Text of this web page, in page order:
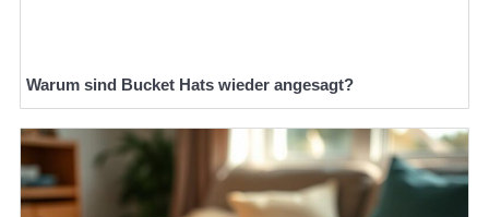
Warum sind Bucket Hats wieder angesagt?